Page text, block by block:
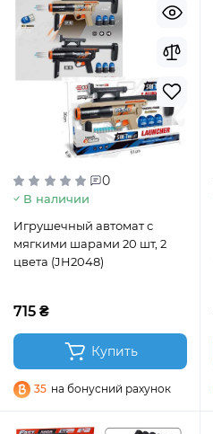
0
В наличии
Игрушечный автомат с
мягкими шарами 20 шт, 2
цвета (JH2048)
715 ₴
Купить
35 на бонусний рахунок